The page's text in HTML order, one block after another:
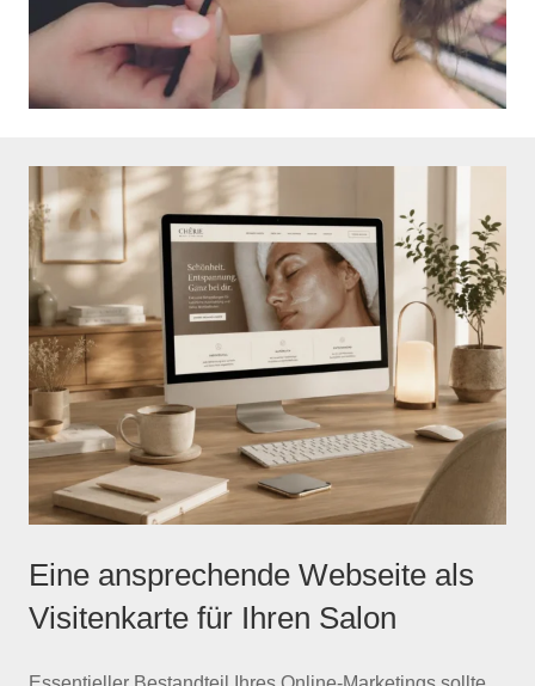
Eine ansprechende Webseite als
Visitenkarte für Ihren Salon